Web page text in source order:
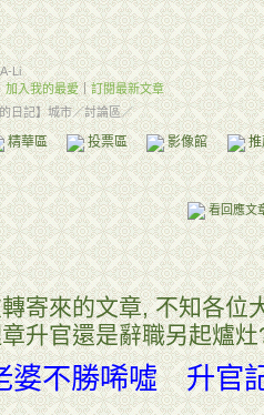
A-Li
加入我的最愛｜訂閱最新文章
日記】城市／討論區／
精華區 投票區 影像館 推
看回應文
寄來的文章, 不知各位
升官還是辭職另起爐灶
婆不勝唏噓 升官